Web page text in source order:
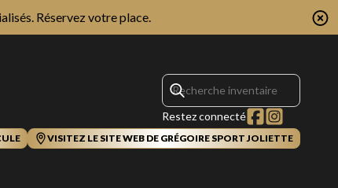
Réservez votre place.
Restez connecté
VISITEZ LE SITE WEB DE GRÉGOIRE SPORT JOLIETTE